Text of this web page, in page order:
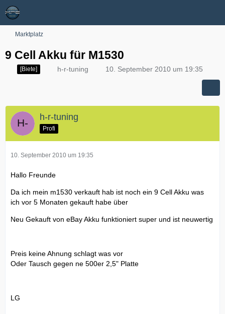
Marktplatz
9 Cell Akku für M1530
[Biete] h-r-tuning 10. September 2010 um 19:35
h-r-tuning
Profi
10. September 2010 um 19:35
Hallo Freunde
Da ich mein m1530 verkauft hab ist noch ein 9 Cell Akku was
ich vor 5 Monaten gekauft habe über
Neu Gekauft von eBay Akku funktioniert super und ist neuwertig
Preis keine Ahnung schlagt was vor
Oder Tausch gegen ne 500er 2,5" Platte
LG